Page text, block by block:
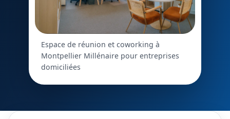
Espace de réunion et coworking à
Montpellier Millénaire pour entreprises
domiciliées